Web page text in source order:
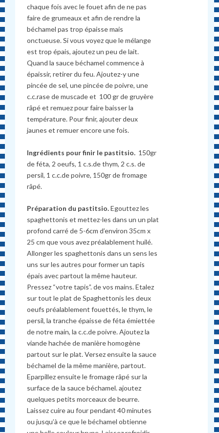
chaque fois avec le fouet afin de ne pas
faire de grumeaux et afin de rendre la
béchamel pas trop épaisse mais
onctueuse. Si vous voyez que le mélange
est trop épais, ajoutez un peu de lait.
Quand la sauce béchamel commence à
épaissir, retirer du feu. Ajoutez-y une
pincée de sel, une pincée de poivre, une
c.c.rase de muscade et 100 gr de gruyère
râpé et remuez pour faire baisser la
température. Pour finir, ajouter deux
jaunes et remuer encore une fois.
Ingrédients pour finir le pastitsio. 150gr
de féta, 2 oeufs, 1 c.s.de thym, 2 c.s. de
persil, 1 c.c.de poivre, 150gr de fromage
râpé.
Préparation du pastitsio.Egouttez les
spaghettonis et mettez-les dans un un plat
profond carré de 5-6cm d’environ 35cm x
25 cm que vous avez préalablement huilé.
Allonger les spaghettonis dans un sens les
uns sur les autres pour former un tapis
épais avec partout la même hauteur.
Pressez “votre tapis”. de vos mains. Etalez
sur tout le plat de Spaghettonis les deux
oeufs préalablement fouettés, le thym, le
persil, la tranche épaisse de féta émiettée
de notre main, la c.c.de poivre. Ajoutez la
viande hachée de manière homogène
partout sur le plat. Versez ensuite la sauce
béchamel de la même manière, partout.
Eparpillez ensuite le fromage râpé sur la
surface de la sauce béchamel. ajoutez
quelques petits morceaux de beurre.
Laissez cuire au four pendant 40 minutes
ou jusqu’à ce que le béchamel obtienne